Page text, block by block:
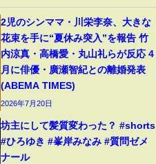
2児のシンママ・川栄李奈、大きな
花束を手に“夏休み突入”を報告 竹
内涼真・高橋愛・丸山礼らが反応 4
月に俳優・廣瀬智紀との離婚発表
(ABEMA TIMES)
2026年7月20日
坊主にして髪質変わった？ #shorts
#ひろゆき #峯岸みなみ #質問ゼメ
ナール